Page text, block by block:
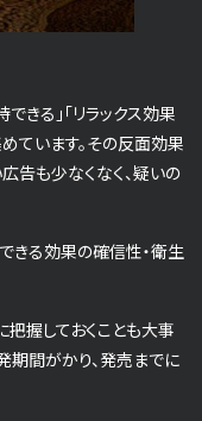
きる」「リラックス効果
ています。その反面効果
告も少なくなく、疑いの
きる効果の確信性・衛生
握しておくことも大事
期間がかり、発売までに